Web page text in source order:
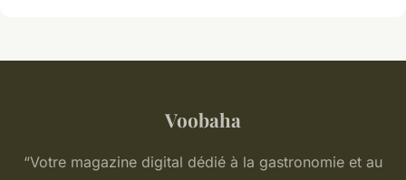
Voobaha
“Votre magazine digital dédié à la gastronomie et au